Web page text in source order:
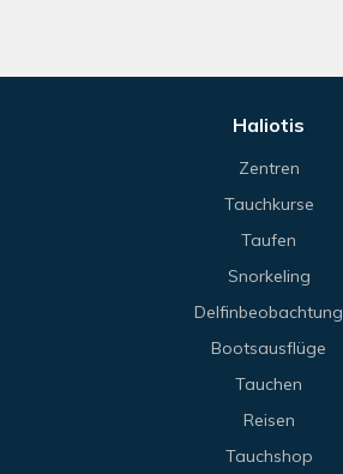
Haliotis
Zentren
Tauchkurse
Taufen
Snorkeling
Delfinbeobachtung
Bootsausflüge
Tauchen
Reisen
Tauchshop